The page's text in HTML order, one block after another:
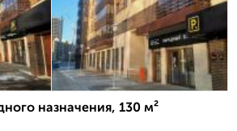
назначения, 130 м²